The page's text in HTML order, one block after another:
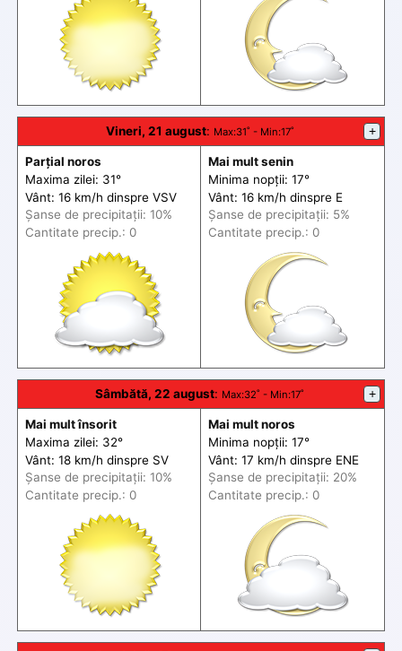
Vineri, 21 august: Max:31˚ - Min:17˚ +
Parțial noros
Maxima zilei: 31°
Vânt: 16 km/h dinspre VSV
Șanse de precipitații: 10%
Cantitate precip.: 0
Mai mult senin
Minima nopții: 17°
Vânt: 16 km/h dinspre E
Șanse de precipitații: 5%
Cantitate precip.: 0
Sâmbătă, 22 august: Max:32˚ - Min:17˚ +
Mai mult însorit
Maxima zilei: 32°
Vânt: 18 km/h dinspre SV
Șanse de precipitații: 10%
Cantitate precip.: 0
Mai mult noros
Minima nopții: 17°
Vânt: 17 km/h dinspre ENE
Șanse de precipitații: 20%
Cantitate precip.: 0